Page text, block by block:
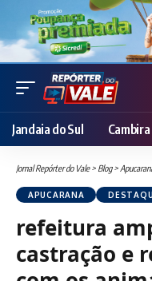
Jandaia do Sul Cambira
Jornal Repórter do Vale> Blog>
APUCARANA
refeitura
castração e